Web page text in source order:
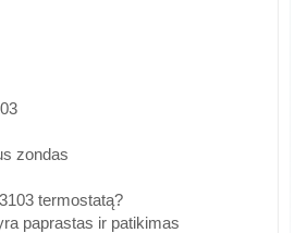
zondas
termostatą?
paprastas ir patikimas